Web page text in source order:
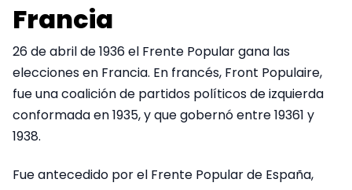
Francia
26 de abril de 1936 el Frente Popular gana las
elecciones en Francia. En francés, Front Populaire,
fue una coalición de partidos políticos de izquierda
conformada en 1935, y que gobernó entre 19361 y
1938.
Fue antecedido por el Frente Popular de España,